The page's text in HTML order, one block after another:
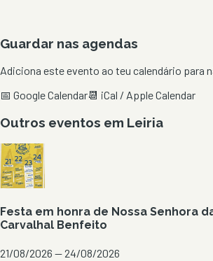
Guardar nas agendas
Adiciona este evento ao teu calendário para
📅 Google Calendar📆 iCal / Apple Calendar
Outros eventos em Leiria
Festa em honra de Nossa Senhora
Carvalhal Benfeito
21/08/2026 — 24/08/2026